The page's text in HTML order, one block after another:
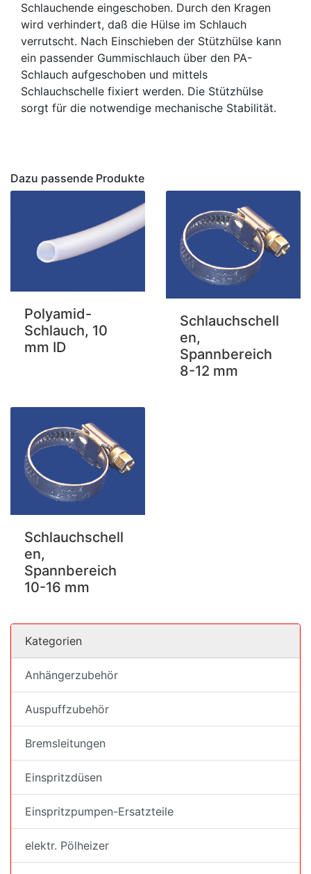
Schlauchende eingeschoben. Durch den Kragen
wird verhindert, daß die Hülse im Schlauch
verrutscht. Nach Einschieben der Stützhülse kann
ein passender Gummischlauch über den PA-
Schlauch aufgeschoben und mittels
Schlauchschelle fixiert werden. Die Stützhülse
sorgt für die notwendige mechanische Stabilität.
Dazu passende Produkte
Polyamid-
Schlauch, 10
mm ID
Schlauchschell
en,
Spannbereich
8-12 mm
Schlauchschell
en,
Spannbereich
10-16 mm
Kategorien
Anhängerzubehör
Auspuffzubehör
Bremsleitungen
Einspritzdüsen
Einspritzpumpen-Ersatzteile
elektr. Pölheizer